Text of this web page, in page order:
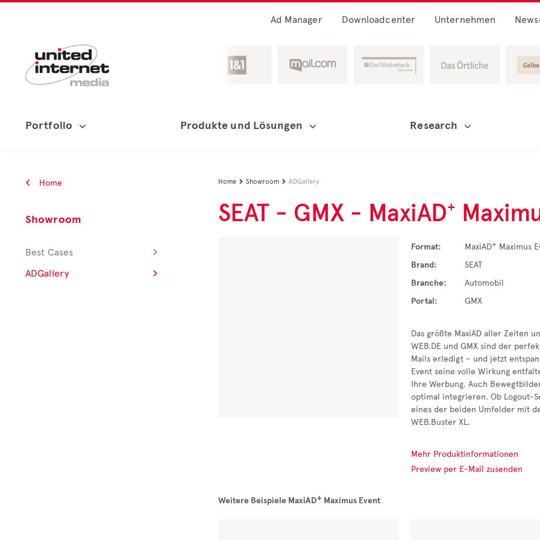
Ad Manager Downloadcenter Unternehmen
Portfolio Produkte und Lösungen Research
Home
Showroom
Best Cases
ADGallery
Home  Showroom  ADGallery
SEAT - GMX - MaxiAD⁺
Format: MaxiAD+ Maximus
Brand:
SEAT
Branche:
Automobil
Portal:
GMX
Das größte MaxiAD aller Zeiten
WEB.DE und GMX sind der
Mails erledigt – und jetzt
Event seine volle Wirkung
Ihre Werbung. Auch
optimal integrieren. Ob Logout-
eines der beiden Umfelder mit
WEB.Buster XL.
Mehr Produktinformationen
Preview per E-Mail zusenden
Weitere Beispiele MaxiAD+ Maximus Event